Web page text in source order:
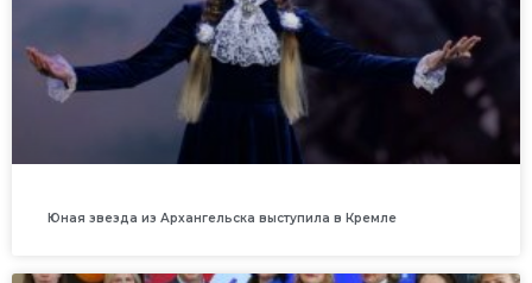
Юная звезда из Архангельска выступила в Кремле